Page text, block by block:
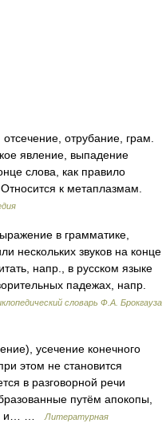
отрубание, грам.
явление, выпадение
слова, как правило
к метаплазмам.
в грамматике,
нескольких звуков на конце
напр., в русском языке
падежах, напр.
словарь Ф.А. Брокгауза
усечение конечного
этом не становится
в разговорной речи
путём апокопы,
и… …
Литературная